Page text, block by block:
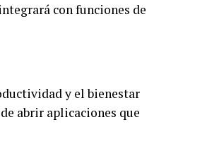
con funciones de
y el bienestar
abrir aplicaciones que